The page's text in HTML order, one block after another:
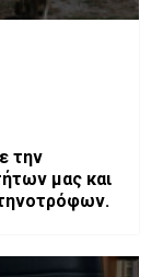
την
μας και